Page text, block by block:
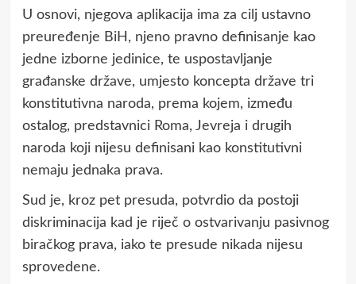
U osnovi, njegova aplikacija ima za cilj ustavno
preuređenje BiH, njeno pravno definisanje kao
jedne izborne jedinice, te uspostavljanje
građanske države, umjesto koncepta države tri
konstitutivna naroda, prema kojem, između
ostalog, predstavnici Roma, Jevreja i drugih
naroda koji nijesu definisani kao konstitutivni
nemaju jednaka prava.
Sud je, kroz pet presuda, potvrdio da postoji
diskriminacija kad je riječ o ostvarivanju pasivnog
biračkog prava, iako te presude nikada nijesu
sprovedene.